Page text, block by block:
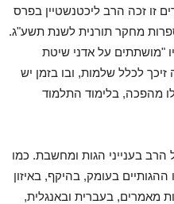
זו זכה הרב ליכטנשטיין בפרס
מחקר תורנית לשנת תשע"ג.
"מושתתים על אדני שיטת
לכלל שלמות, ובו בזמן יש
מהפכה, בלימוד התלמוד
בענייני הגות ומחשבת. כמו
ההגותיים בעומק, בהיקף, באיזון
מאמרים, בעברית ובאנגלית,